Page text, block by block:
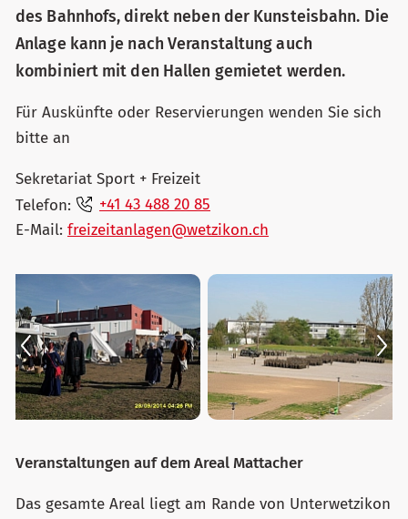
des Bahnhofs, direkt neben der Kunsteisbahn. Die
Anlage kann je nach Veranstaltung auch
kombiniert mit den Hallen gemietet werden.
Für Auskünfte oder Reservierungen wenden Sie sich
bitte an
Sekretariat Sport + Freizeit
Telefon:
+41 43 488 20 85
E-Mail: freizeitanlagen@wetzikon.ch
Veranstaltungen auf dem Areal Mattacher
Das gesamte Areal liegt am Rande von Unterwetzikon